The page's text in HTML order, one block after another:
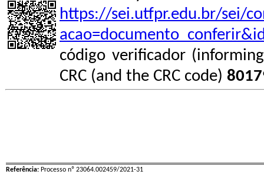
https://sei.utfpr.edu.br/sei/
código verificador
CRC (and the CRC code)
Referência: Processo nº 23064.002459/2021-31